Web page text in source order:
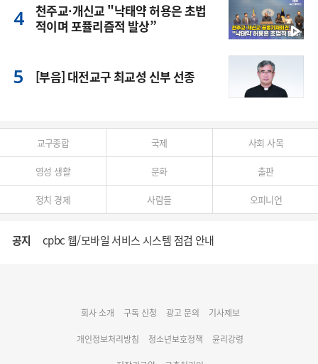
천주교·개신교 "낙태약 허용은 초법
적이며 포퓰리즘적 발상”
[부음] 대전교구 최교성 신부 선종
교구종합 국제 사회 사목
영성 생활 문화 출판
정치 경제 사람들 오피니언
공지 cpbc 웹/모바일 서비스 시스템 점검 안내
명동 미디어큐브 & 1898 미디어월 공모전 수상작 발표
회사 소개 구독 신청 광고 문의 기사제보
개인정보처리방침 청소년보호정책 윤리강령